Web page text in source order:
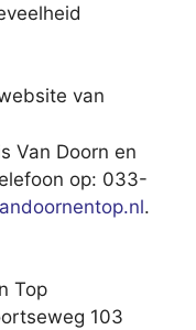
van
Van Doorn en
op: 033-
.
Top
103